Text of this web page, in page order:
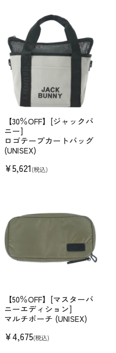
【30％OFF】[ジャックバ
ニー]
ロゴテープカートバッグ
(UNISEX)
¥5,621(税込)
【50％OFF】[マスターバ
ニーエディション]
マルチポーチ (UNISEX)
¥4,675(税込)